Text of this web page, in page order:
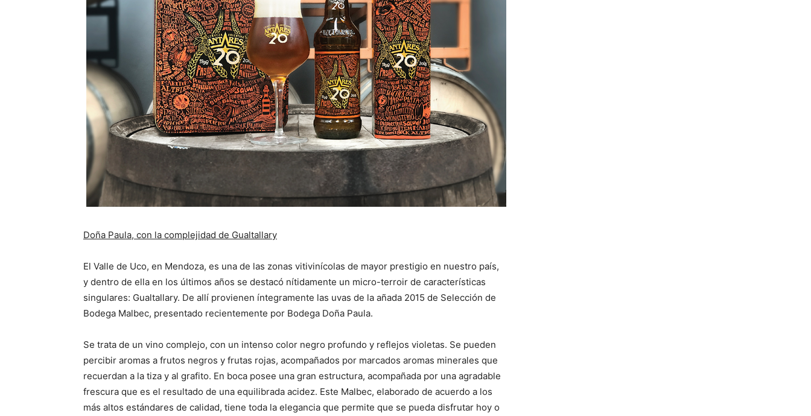
Doña Paula, con la complejidad de Gualtallary
El Valle de Uco, en Mendoza, es una de las zonas vitivinícolas de mayor prestigio en nuestro país,
y dentro de ella en los últimos años se destacó nítidamente un micro-terroir de características
singulares: Gualtallary. De allí provienen íntegramente las uvas de la añada 2015 de Selección de
Bodega Malbec, presentado recientemente por Bodega Doña Paula.
Se trata de un vino complejo, con un intenso color negro profundo y reflejos violetas. Se pueden
percibir aromas a frutos negros y frutas rojas, acompañados por marcados aromas minerales que
recuerdan a la tiza y al grafito. En boca posee una gran estructura, acompañada por una agradable
frescura que es el resultado de una equilibrada acidez. Este Malbec, elaborado de acuerdo a los
más altos estándares de calidad, tiene toda la elegancia que permite que se pueda disfrutar hoy o